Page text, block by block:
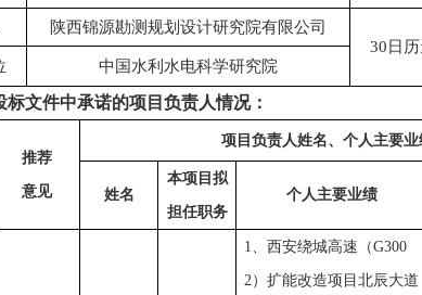
陕西锦源勘测规划设计研究院有限公司
30 日
中国水利水电科学研究院
文件中承诺的项目负责人情况：
推荐
意见
项目 负责人姓名、个人主要业
姓名
本项目拟
担任职务
个人主要业绩
1、 西安绕城高速（G300
2）扩能改造项目北辰大道